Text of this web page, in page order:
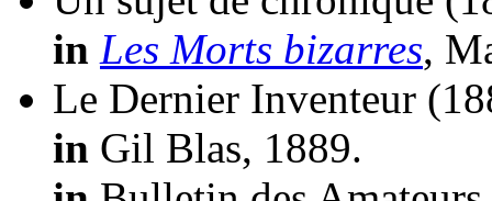
in Les Morts bizarres,
Le Dernier Inventeur
in Gil Blas, 1889.